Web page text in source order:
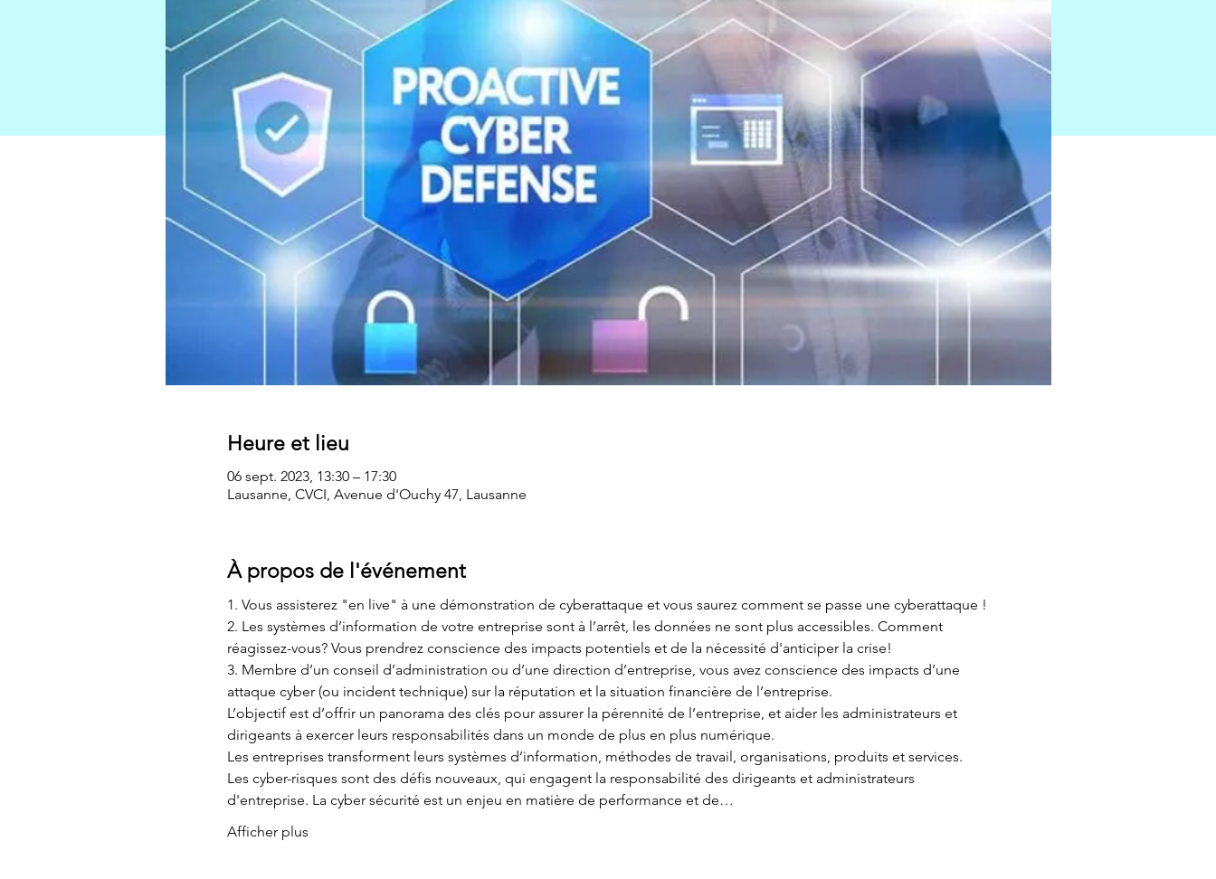
Heure et lieu
06 sept. 2023, 13:30 – 17:30
Lausanne, CVCI, Avenue d'Ouchy 47, Lausanne
À propos de l'événement
1. Vous assisterez "en live" à une démonstration de cyberattaque et vous saurez comment se passe une cyberattaque !
2. Les systèmes d’information de votre entreprise sont à l’arrêt, les données ne sont plus accessibles. Comment
réagissez-vous? Vous prendrez conscience des impacts potentiels et de la nécessité d'anticiper la crise!
3. Membre d’un conseil d’administration ou d’une direction d’entreprise, vous avez conscience des impacts d’une
attaque cyber (ou incident technique) sur la réputation et la situation financière de l’entreprise.
L’objectif est d’offrir un panorama des clés pour assurer la pérennité de l’entreprise, et aider les administrateurs et
dirigeants à exercer leurs responsabilités dans un monde de plus en plus numérique.
Les entreprises transforment leurs systèmes d’information, méthodes de travail, organisations, produits et services.
Les cyber-risques sont des défis nouveaux, qui engagent la responsabilité des dirigeants et administrateurs
d'entreprise. La cyber sécurité est un enjeu en matière de performance et de…
Afficher plus